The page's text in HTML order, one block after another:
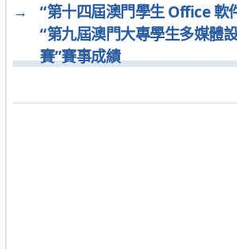
→
“第十四屆澳門學生 Office 軟
“第九屆澳門大專學生多媒體
賽”賽事成績